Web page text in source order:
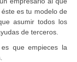
es tu modelo de
asumir todos los
de terceros.
que empieces la